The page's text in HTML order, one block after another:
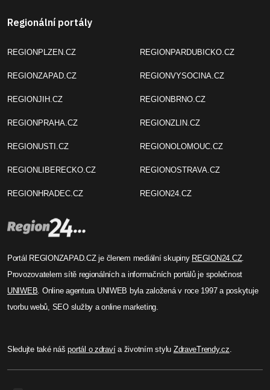
Regionální portály
REGIONPLZEN.CZ
REGIONZAPAD.CZ
REGIONJIH.CZ
REGIONPRAHA.CZ
REGIONUSTI.CZ
REGIONLIBERECKO.CZ
REGIONHRADEC.CZ
REGIONPARDUBICKO.CZ
REGIONVYSOCINA.CZ
REGIONBRNO.CZ
REGIONZLIN.CZ
REGIONOLOMOUC.CZ
REGIONOSTRAVA.CZ
REGION24.CZ
Portál REGIONZAPAD.CZ je členem mediální skupiny REGION24.CZ.
Provozovatelem sítě regionálních a informačních portálů je společnost
UNIWEB. Online agentura UNIWEB byla založená v roce 1997 a poskytuje
tvorbu webů, SEO služby a online marketing.
Sledujte také nášportál o zdravía životním stylu ZdraveTrendy.cz.